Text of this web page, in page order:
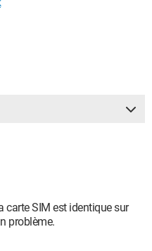
carte SIM est identique sur
problème.